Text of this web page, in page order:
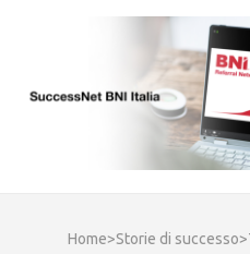
(Press
Home>Storie di successo>